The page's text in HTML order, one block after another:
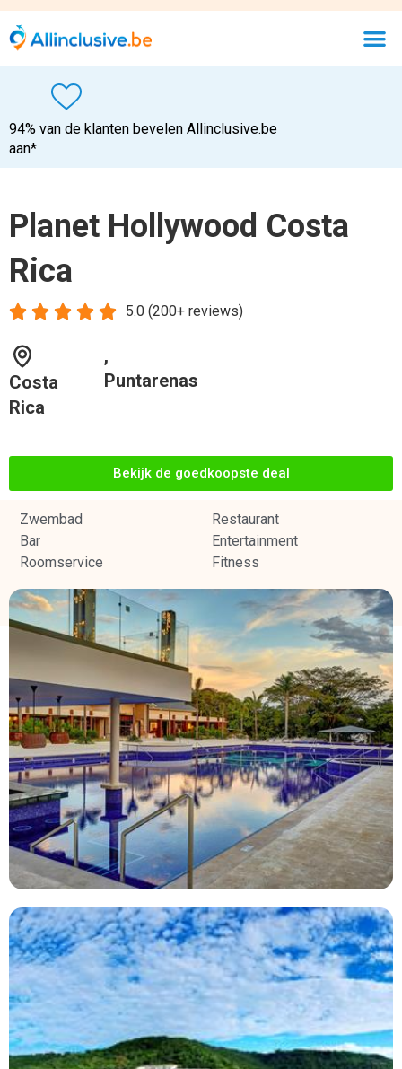
94% van de klanten bevelen Allinclusive.be
aan*
Planet Hollywood Costa
Rica
Costa
Rica
Puntarenas
Bekijk de goedkoopste deal
Bar
Entertainment
Roomservice
Fitness